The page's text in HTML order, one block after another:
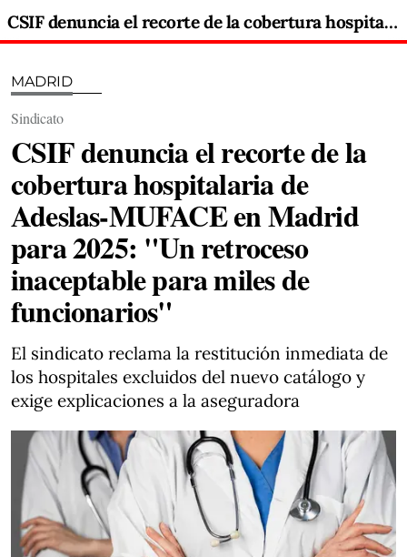
CSIF denuncia el recorte de la cobertura hospitalaria de Adeslas-MUFACE en Madrid para 2025: "Un retroceso inaceptable para miles de funcionarios"
MADRID
Sindicato
CSIF denuncia el recorte de la
cobertura hospitalaria de
Adeslas-MUFACE en Madrid
para 2025: "Un retroceso
inaceptable para miles de
funcionarios"
El sindicato reclama la restitución inmediata de
los hospitales excluidos del nuevo catálogo y
exige explicaciones a la aseguradora